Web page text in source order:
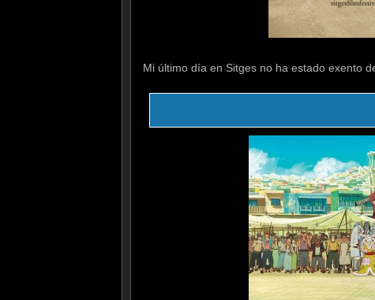
Mi último día en Sitges no ha estado exento